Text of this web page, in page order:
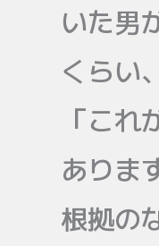
いた男
くらい
「こ
ありま
根拠の